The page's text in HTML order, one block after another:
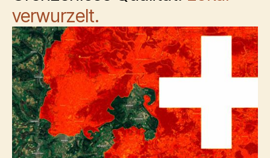
verwurzelt.